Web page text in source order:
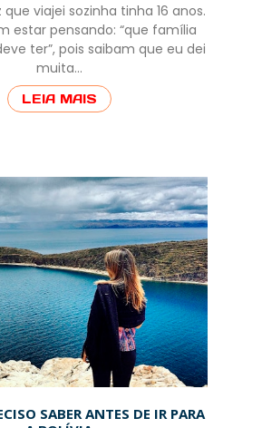
viajei sozinha tinha 16 anos.
estar pensando: “que família
ter”, pois saibam que eu dei
muita…
LEIA MAIS
SABER ANTES DE IR PARA